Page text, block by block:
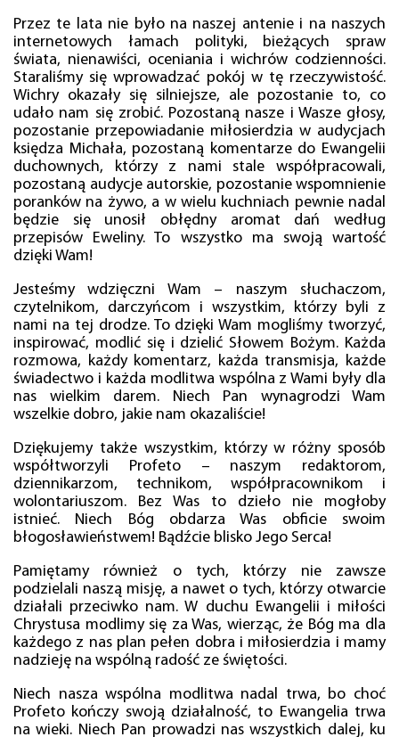
Przez te lata nie było na naszej antenie i na naszych
internetowych łamach polityki, bieżących spraw
świata, nienawiści, oceniania i wichrów codzienności.
Staraliśmy się wprowadzać pokój w tę rzeczywistość.
Wichry okazały się silniejsze, ale pozostanie to, co
udało nam się zrobić. Pozostaną nasze i Wasze głosy,
pozostanie przepowiadanie miłosierdzia w audycjach
księdza Michała, pozostaną komentarze do Ewangelii
duchownych, którzy z nami stale współpracowali,
pozostaną audycje autorskie, pozostanie wspomnienie
poranków na żywo, a w wielu kuchniach pewnie nadal
będzie się unosił obłędny aromat dań według
przepisów Eweliny. To wszystko ma swoją wartość
dzięki Wam!
Jesteśmy wdzięczni Wam – naszym słuchaczom,
czytelnikom, darczyńcom i wszystkim, którzy byli z
nami na tej drodze. To dzięki Wam mogliśmy tworzyć,
inspirować, modlić się i dzielić Słowem Bożym. Każda
rozmowa, każdy komentarz, każda transmisja, każde
świadectwo i każda modlitwa wspólna z Wami były dla
nas wielkim darem. Niech Pan wynagrodzi Wam
wszelkie dobro, jakie nam okazaliście!
Dziękujemy także wszystkim, którzy w różny sposób
współtworzyli Profeto – naszym redaktorom,
dziennikarzom, technikom, współpracownikom i
wolontariuszom. Bez Was to dzieło nie mogłoby
istnieć. Niech Bóg obdarza Was obficie swoim
błogosławieństwem! Bądźcie blisko Jego Serca!
Pamiętamy również o tych, którzy nie zawsze
podzielali naszą misję, a nawet o tych, którzy otwarcie
działali przeciwko nam. W duchu Ewangelii i miłości
Chrystusa modlimy się za Was, wierząc, że Bóg ma dla
każdego z nas plan pełen dobra i miłosierdzia i mamy
nadzieję na wspólną radość ze świętości.
Niech nasza wspólna modlitwa nadal trwa, bo choć
Profeto kończy swoją działalność, to Ewangelia trwa
na wieki. Niech Pan prowadzi nas wszystkich dalej, ku